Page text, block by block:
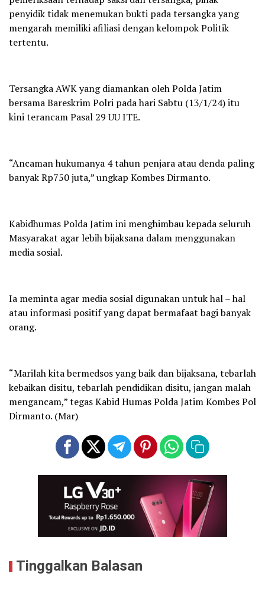
penyidik tidak menemukan bukti pada tersangka yang
mengarah memiliki afiliasi dengan kelompok Politik
tertentu.
Tersangka AWK yang diamankan oleh Polda Jatim
bersama Bareskrim Polri pada hari Sabtu (13/1/24) itu
kini terancam Pasal 29 UU ITE.
“Ancaman hukumanya 4 tahun penjara atau denda paling
banyak Rp750 juta,” ungkap Kombes Dirmanto.
Kabidhumas Polda Jatim ini menghimbau kepada seluruh
Masyarakat agar lebih bijaksana dalam menggunakan
media sosial.
Ia meminta agar media sosial digunakan untuk hal – hal
atau informasi positif yang dapat bermafaat bagi banyak
orang.
“Marilah kita bermedsos yang baik dan bijaksana, tebarlah
kebaikan disitu, tebarlah pendidikan disitu, jangan malah
mengancam,” tegas Kabid Humas Polda Jatim Kombes Pol
Dirmanto. (Mar)
Tinggalkan Balasan